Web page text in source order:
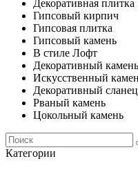
Декоративная плитка
Гипсовый кирпич
Гипсовая плитка
Гипсовый камень
В стиле Лофт
Декоративный камень
Искусственный
Декоративный сланец
Рваный камень
Цокольный камень
Категории